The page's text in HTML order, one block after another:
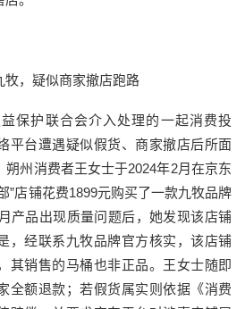
，疑似商家撤店跑路
保护联合会介入处理的一起消费投
平台遭遇疑似假货、商家撤店后所面
朔州消费者王女士于2024年2月在京东
”店铺花费1899元购买了一款九牧品牌
产品出现质量问题后，她发现该店铺
，经联系九牧品牌官方核实，该店铺
其销售的马桶也非正品。王女士随即
全额退款；若假货属实则依据《消费